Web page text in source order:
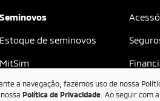
Seminovos
Estoque de seminovos
MitSim
a navegação, fazemos uso de nossa
Política de Privacidade . Ao seguir com